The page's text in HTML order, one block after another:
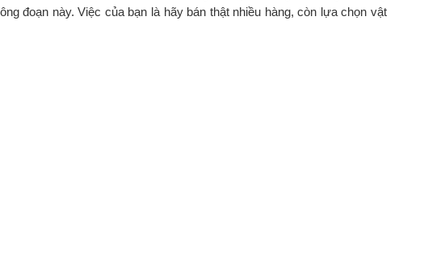
đoạn này. Việc của bạn là hãy bán thật nhiều hàng, còn lựa chọn vật